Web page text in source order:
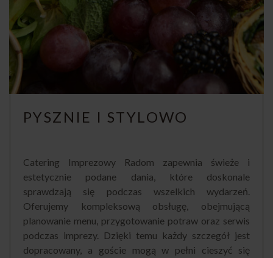
PYSZNIE I STYLOWO
Catering Imprezowy Radom zapewnia świeże i
estetycznie podane dania, które doskonale
sprawdzają się podczas wszelkich wydarzeń.
Oferujemy kompleksową obsługę, obejmującą
planowanie menu, przygotowanie potraw oraz serwis
podczas imprezy. Dzięki temu każdy szczegół jest
dopracowany, a goście mogą w pełni cieszyć się